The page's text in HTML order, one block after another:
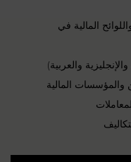
المالية في
والعربية)
المالية